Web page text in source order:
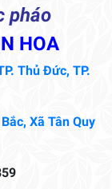
pháo
HOA
Thủ Đức, TP.
Xã Tân Quy